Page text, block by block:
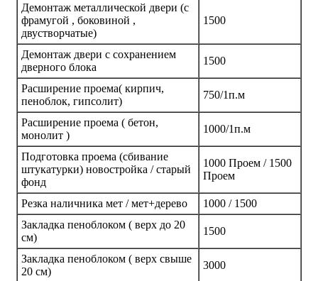
Демонтаж металлической двери (с
фрамугой , боковиной ,
двустворчатые)
1500
Демонтаж двери с сохранением
дверного блока
1500
Расширение проема( кирпич,
пеноблок, гипсолит)
750/1п.м
Расширение проема ( бетон,
монолит )
1000/1п.м
Подготовка проема (сбивание
штукатурки) новостройка / старый
фонд
1000 Проем / 1500
Проем
Резка наличника мет / мет+дерево
1000 / 1500
Закладка пеноблоком ( верх до 20
см)
1500
Закладка пеноблоком ( верх свыше
20 см)
3000